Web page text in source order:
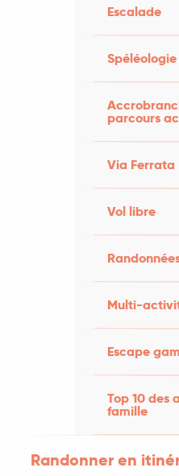
Escalade
Spéléologie
parcours
Via Ferrata
Vol libre
Multi-
Escape
Top 10 des
famille
Randonner en